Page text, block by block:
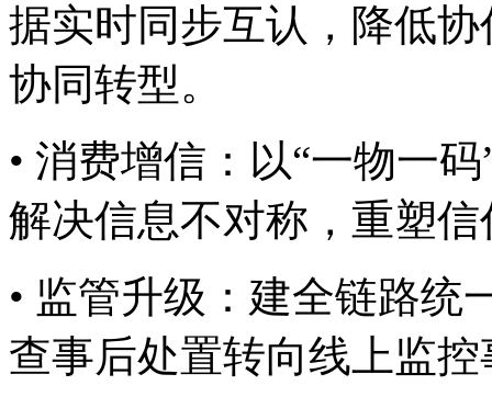
据实时同步互认，降低
协同转型。
• 消费增信：以“一物一
解决信息不对称，重塑
• 监管升级：建全链路
查事后处置转向线上监控